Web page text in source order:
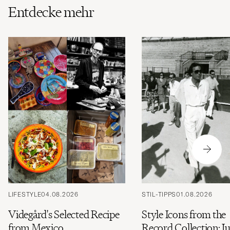
Entdecke mehr
LIFESTYLE04.08.2026
Videgård's Selected Recipe
STIL-TIPPS01.08.2026
Style Icons from the